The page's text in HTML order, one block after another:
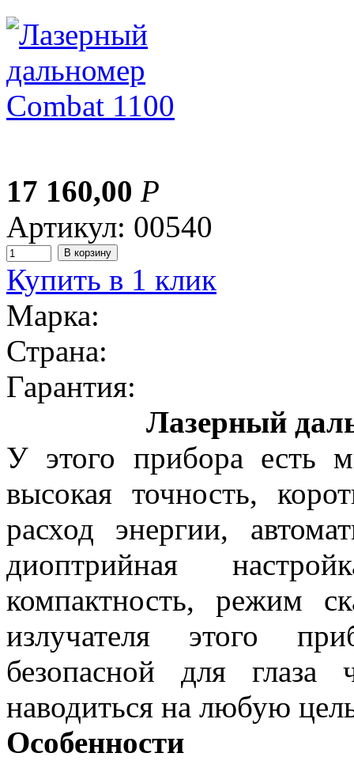
17 160,00 Р
Артикул: 00540
Купить в 1 клик
Марка:
Страна:
Гарантия:
Лазерный
У этого прибора есть
высокая точность,
расход энергии,
диоптрийная
компактность, режим
излучателя этого
безопасной для глаза
наводиться на любую
Особенности